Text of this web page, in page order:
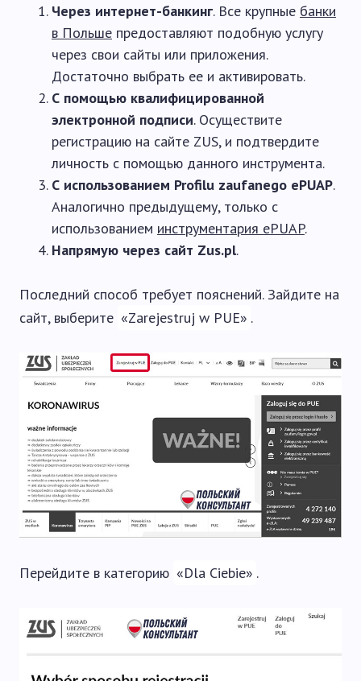
Через интернет-банкинг. Все крупные банки
в Польше предоставляют подобную услугу
через свои сайты или приложения.
Достаточно выбрать ее и активировать.
С помощью квалифицированной
электронной подписи. Осуществите
регистрацию на сайте ZUS, и подтвердите
личность с помощью данного инструмента.
С использованием Profilu zaufanego ePUAP.
Аналогично предыдущему, только с
использованием инструментария ePUAP.
Напрямую через сайт Zus.pl.
Последний способ требует пояснений. Зайдите на
сайт, выберите «Zarejestruj w PUE» .
Перейдите в категорию «Dla Ciebie» .